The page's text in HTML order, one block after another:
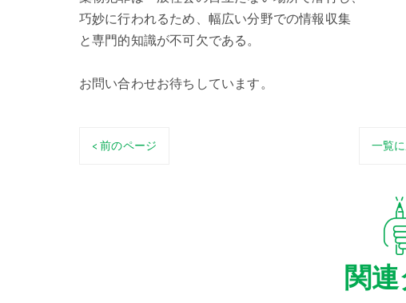
巧妙に行われるため、幅広い分野での情報収集
と専門的知識が不可欠である。
お問い合わせお待ちしています。
< 前のページ 一覧
関